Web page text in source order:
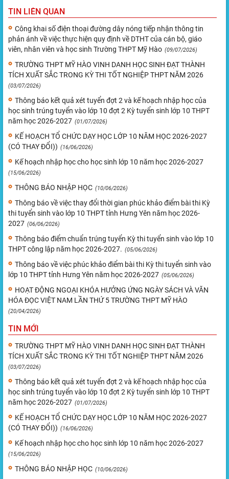
TIN LIÊN QUAN
Công khai số điện thoại đường dây nóng tiếp nhận thông tin
phản ánh về việc thực hiện quy định về DTHT của cán bộ, giáo
viên, nhân viên và học sinh Trường THPT Mỹ Hào (09/07/2026)
TRƯỜNG THPT MỸ HÀO VINH DANH HỌC SINH ĐẠT THÀNH
TÍCH XUẤT SẮC TRONG KỲ THI TỐT NGHIỆP THPT NĂM 2026
(03/07/2026)
Thông báo kết quả xét tuyển đợt 2 và kế hoạch nhập học của
học sinh trúng tuyển vào lớp 10 đợt 2 Kỳ tuyển sinh lớp 10 THPT
năm học 2026-2027 (01/07/2026)
KẾ HOẠCH TỔ CHỨC DẠY HỌC LỚP 10 NĂM HỌC 2026-2027
(CÓ THAY ĐỔI)) (16/06/2026)
Kế hoạch nhập học cho học sinh lớp 10 năm học 2026-2027
(15/06/2026)
THÔNG BÁO NHẬP HỌC (10/06/2026)
Thông báo về việc thay đổi thời gian phúc khảo điểm bài thi Kỳ
thi tuyển sinh vào lớp 10 THPT tỉnh Hưng Yên năm học 2026-
2027 (06/06/2026)
Thông báo điểm chuẩn trúng tuyển Kỳ thi tuyển sinh vào lớp 10
THPT công lập năm học 2026-2027. (05/06/2026)
Thông báo về việc phúc khảo điểm bài thi Kỳ thi tuyển sinh vào
lớp 10 THPT tỉnh Hưng Yên năm học 2026-2027 (05/06/2026)
HOẠT ĐỘNG NGOẠI KHÓA HƯỞNG ỨNG NGÀY SÁCH VÀ VĂN
HÓA ĐỌC VIỆT NAM LẦN THỨ 5 TRƯỜNG THPT MỸ HÀO
(20/04/2026)
TIN MỚI
TRƯỜNG THPT MỸ HÀO VINH DANH HỌC SINH ĐẠT THÀNH
TÍCH XUẤT SẮC TRONG KỲ THI TỐT NGHIỆP THPT NĂM 2026
(03/07/2026)
Thông báo kết quả xét tuyển đợt 2 và kế hoạch nhập học của
học sinh trúng tuyển vào lớp 10 đợt 2 Kỳ tuyển sinh lớp 10 THPT
năm học 2026-2027 (01/07/2026)
KẾ HOẠCH TỔ CHỨC DẠY HỌC LỚP 10 NĂM HỌC 2026-2027
(CÓ THAY ĐỔI)) (16/06/2026)
Kế hoạch nhập học cho học sinh lớp 10 năm học 2026-2027
(15/06/2026)
THÔNG BÁO NHẬP HỌC (10/06/2026)